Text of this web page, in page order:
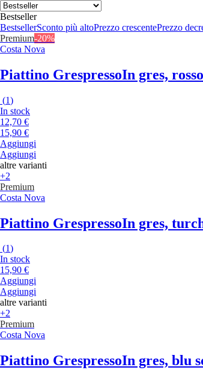
Bestseller
BestsellerSconto più altoPrezzo crescentePrezzo
Premium-20%
Costa Nova
Piattino GrespressoIn gres, rosso
(1)
In stock
12,70 €
15,90 €
Aggiungi
Aggiungi
altre varianti
+2
Premium
Costa Nova
Piattino GrespressoIn gres,
(1)
In stock
15,90 €
Aggiungi
Aggiungi
altre varianti
+2
Premium
Costa Nova
Piattino GrespressoIn gres, blu